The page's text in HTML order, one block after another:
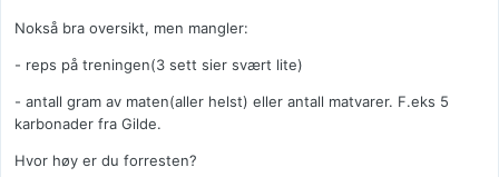
Nokså bra oversikt, men mangler:
- reps på treningen(3 sett sier svært lite)
- antall gram av maten(aller helst) eller antall matvarer. F.eks 5
karbonader fra Gilde.
Hvor høy er du forresten?